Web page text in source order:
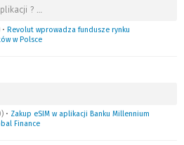
?
• Revolut wprowadza fundusze rynku
w Polsce
• Zakup eSIM w aplikacji Banku Millennium
Finance